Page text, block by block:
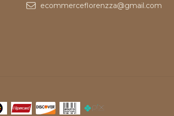
ecommerceflorenzza@gmail.com